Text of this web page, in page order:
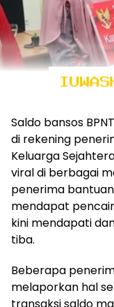
Saldo bansos
di rekening
Keluarga
viral di berbagai
penerima
mendapat
kini mendapati
tiba.
Beberapa
melaporkan hal
transaksi saldo